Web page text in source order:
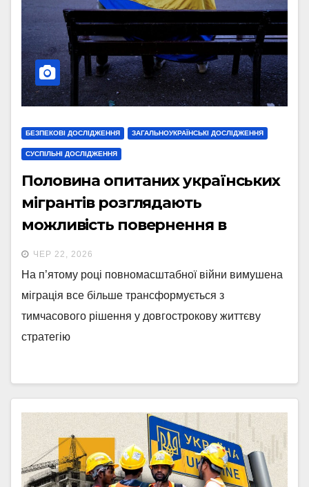
БЕЗПЕКОВІ ДОСЛІДЖЕННЯ ЗАГАЛЬНОУКРАЇНСЬКІ ДОСЛІДЖЕННЯ
СУСПІЛЬНІ ДОСЛІДЖЕННЯ
Половина опитаних українських
мігрантів розглядають
можливість повернення в
Україну, проте не знають — коли:
нові дані Gradus
ЧЕР 22, 2026
На п’ятому році повномасштабної війни вимушена
міграція все більше трансформується з
тимчасового рішення у довгострокову життєву
стратегію